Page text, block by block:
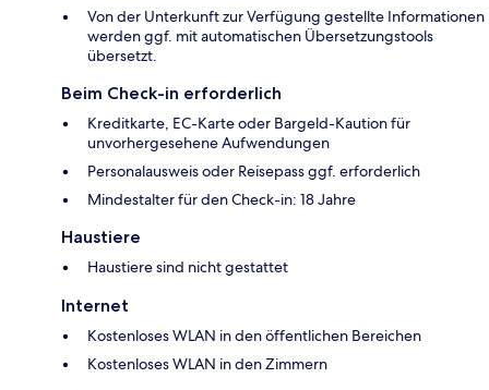
Von der Unterkunft zur Verfügung gestellte Informationen
werden ggf. mit automatischen Übersetzungstools
übersetzt.
Beim Check-in erforderlich
Kreditkarte, EC-Karte oder Bargeld-Kaution für
unvorhergesehene Aufwendungen
Personalausweis oder Reisepass ggf. erforderlich
Mindestalter für den Check-in: 18 Jahre
Haustiere
Haustiere sind nicht gestattet
Internet
Kostenloses WLAN in den öffentlichen Bereichen
Kostenloses WLAN in den Zimmern